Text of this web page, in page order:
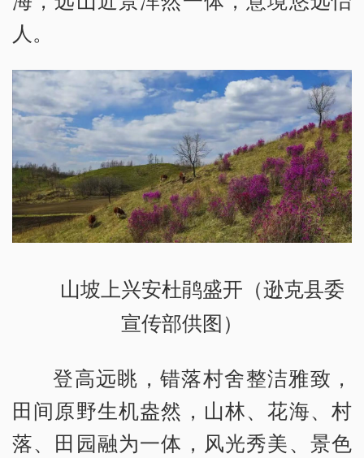
人。
山坡上兴安杜鹃盛开（逊克县委
宣传部供图）
登高远眺，错落村舍整洁雅致，
田间原野生机盎然，山林、花海、村
落、田园融为一体，风光秀美、景色